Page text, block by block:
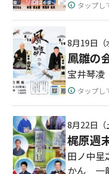
タップし
8月19日（
鳳雛の
宝井琴凌
タップし
8月22日（
梶原週
田ノ中
かん 一